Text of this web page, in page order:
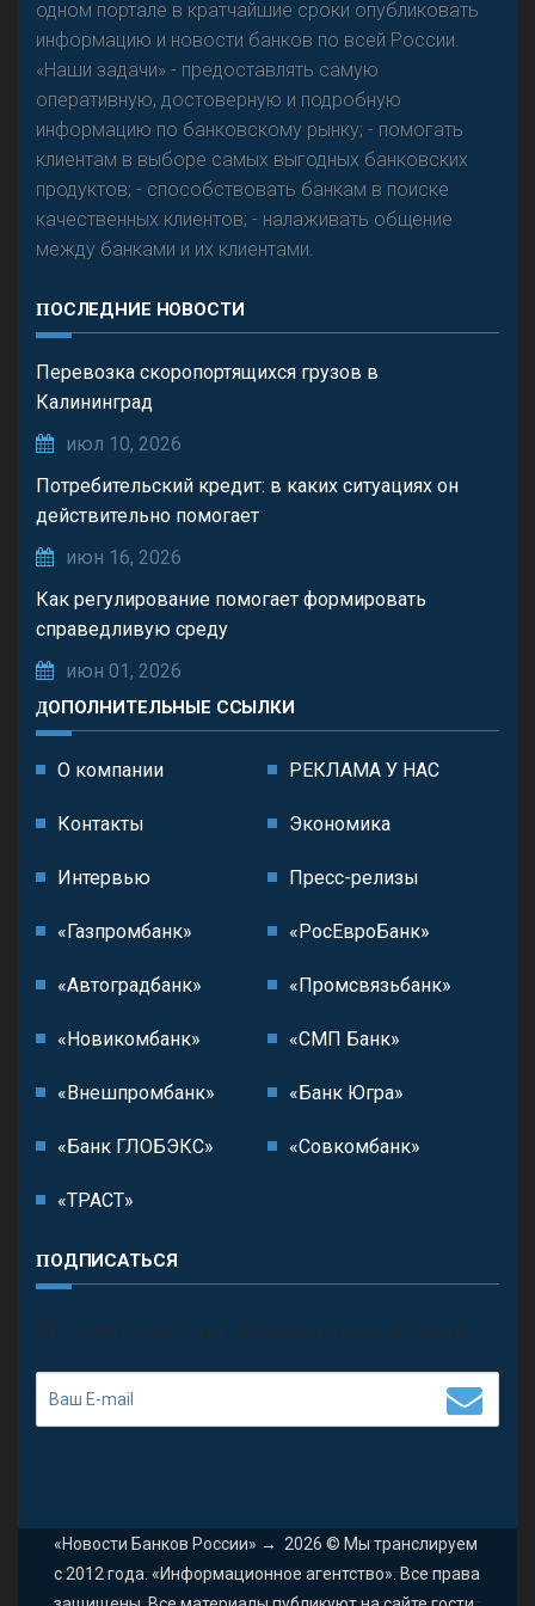
одном портале в кратчайшие сроки опубликовать
информацию и новости банков по всей России.
«Наши задачи» - предоставлять самую
оперативную, достоверную и подробную
информацию по банковскому рынку; - помогать
клиентам в выборе самых выгодных банковских
продуктов; - способствовать банкам в поиске
качественных клиентов; - налаживать общение
между банками и их клиентами.
ПОСЛЕДНИЕ НОВОСТИ
Перевозка скоропортящихся грузов в
Калининград
июл 10, 2026
Потребительский кредит: в каких ситуациях он
действительно помогает
июн 16, 2026
Как регулирование помогает формировать
справедливую среду
июн 01, 2026
ДОПОЛНИТЕЛЬНЫЕ ССЫЛКИ
О компании РЕКЛАМА У НАС
Контакты Экономика
Интервью Пресс-релизы
«Газпромбанк» «РосЕвроБанк»
«Автоградбанк» «Промсвязьбанк»
«Новикомбанк» «СМП Банк»
«Внешпромбанк» «Банк Югра»
«Банк ГЛОБЭКС» «Совкомбанк»
«ТРАСТ»
ПОДПИСАТЬСЯ
П олучить последние обновления и предложения.
«Новости Банков России» → 2026 © Мы транслируем
с 2012 года. «Информационное агентство». Все права